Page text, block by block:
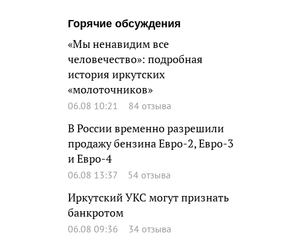
Горячие обсуждения
«Мы ненавидим все
человечество»: подробная
история иркутских
«молоточников»
06.08 10:21 84 отзыва
В России временно разрешили
продажу бензина Евро-2, Евро-3
и Евро-4
06.08 13:37 54 отзыва
Иркутский УКС могут признать
банкротом
06.08 09:36 34 отзыва